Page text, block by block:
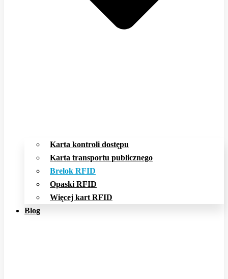
Karta kontroli dostępu
Karta transportu publicznego
Brelok RFID
Opaski RFID
Więcej kart RFID
Blog